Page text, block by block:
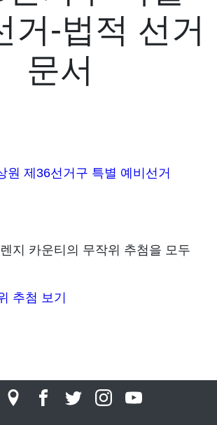
거-법적 선거
문서
원 제36선거구 특별 예비선거
지 카운티의 무작위 추첨을 모두
추첨 보기